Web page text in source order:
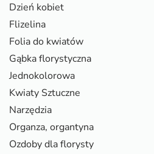
Dzień kobiet
Flizelina
Folia do kwiatów
Gąbka florystyczna
Jednokolorowa
Kwiaty Sztuczne
Narzędzia
Organza, organtyna
Ozdoby dla florysty